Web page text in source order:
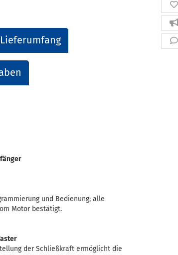
Lieferumfang
und Bedienung; alle
Motor bestätigt.
der Schließkraft ermöglicht die